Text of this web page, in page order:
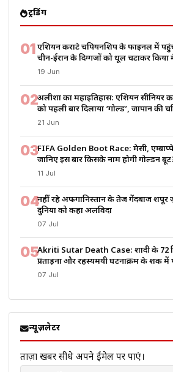
ट्रेंडिंग
01एशियन कराटे चैंपियनशिप के फाइनल में
चीन-ईरान के दिग्गजों को धूल चटाकर
19 Jun
02अलीशा का महाइतिहास: एशियन सीनियर
को पहली बार दिलाया ‘गोल्ड’, जापान की
21 Jun
03FIFA Golden Boot Race: मेसी,
जानिए इस बार किसके नाम होगी गोल्डन
11 Jul
04नहीं रहे अफगानिस्तान के तेज गेंदबाज शपूर
दुनिया को कहा अलविदा
07 Jul
05Akriti Sutar Death Case: शादी के 72
प्रताड़ना और रहस्यमयी घटनाक्रम के शक में
07 Jul
न्यूज़लेटर
ताज़ा खबरें सीधे अपने ईमेल पर पाएं।